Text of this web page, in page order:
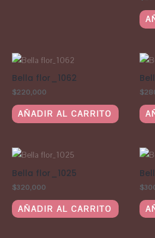
Bella flor_1062
$220,000
AÑADIR AL CARRITO
$
Bella flor_1025
$320,000
AÑADIR AL CARRITO
$